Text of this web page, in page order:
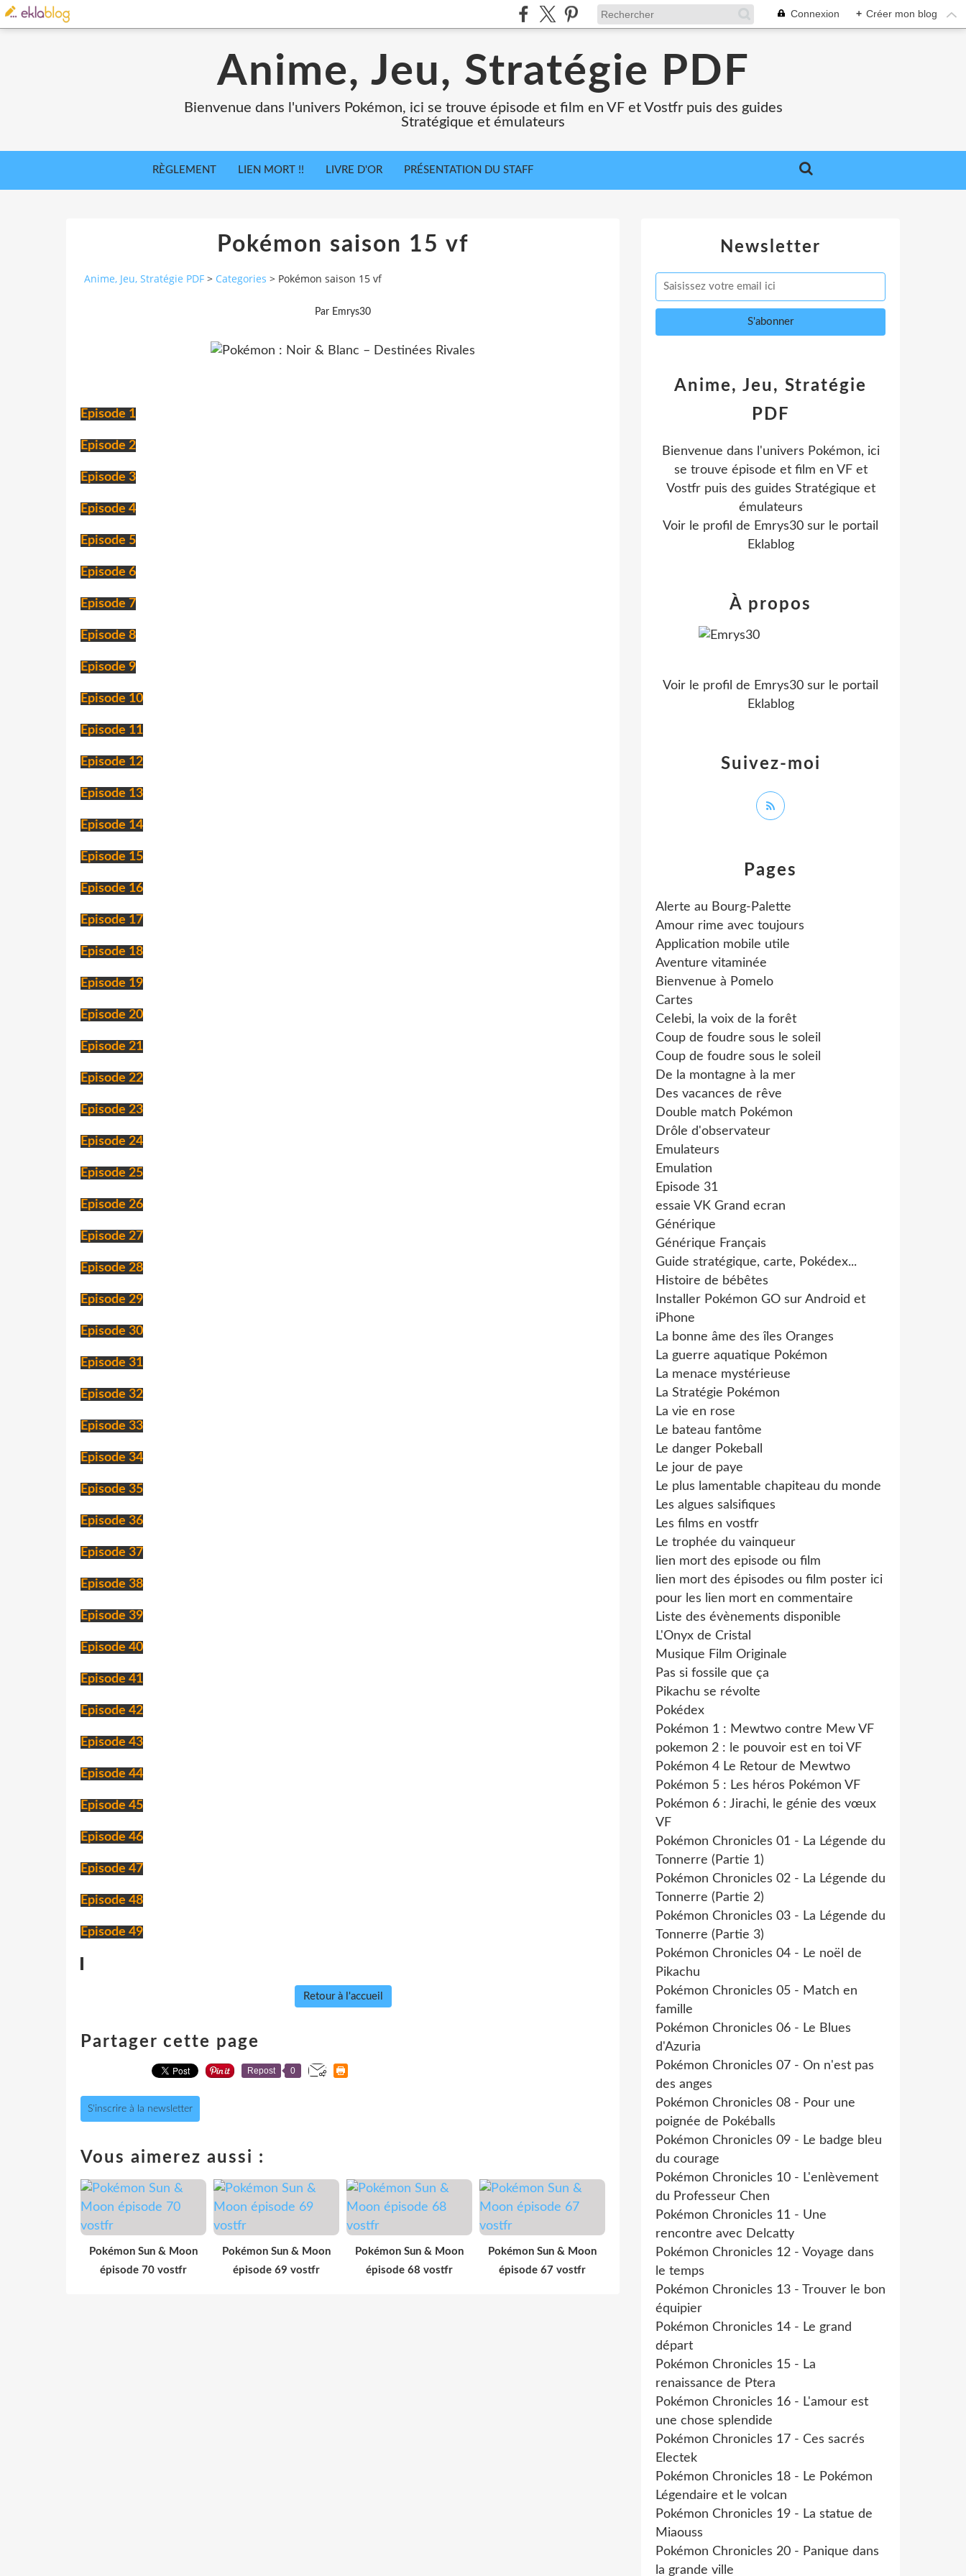
Connexion + Créer mon blog
Anime, Jeu, Stratégie PDF
Bienvenue dans l'univers Pokémon, ici se trouve épisode et film en VF et Vostfr puis des guides
Stratégique et émulateurs
RÈGLEMENT LIEN MORT !! LIVRE D'OR PRÉSENTATION DU STAFF
Pokémon saison 15 vf
Anime, Jeu, Stratégie PDF > Categories > Pokémon saison 15 vf
Par Emrys30
Episode 1
Episode 2
Episode 3
Episode 4
Episode 5
Episode 6
Episode 7
Episode 8
Episode 9
Episode 10
Episode 11
Episode 12
Episode 13
Episode 14
Episode 15
Episode 16
Episode 17
Episode 18
Episode 19
Episode 20
Episode 21
Episode 22
Episode 23
Episode 24
Episode 25
Episode 26
Episode 27
Episode 28
Episode 29
Episode 30
Episode 31
Episode 32
Episode 33
Episode 34
Episode 35
Episode 36
Episode 37
Episode 38
Episode 39
Episode 40
Episode 41
Episode 42
Episode 43
Episode 44
Episode 45
Episode 46
Episode 47
Episode 48
Episode 49
Retour à l'accueil
Partager cette page
Repost 0
S'inscrire à la newsletter
Vous aimerez aussi :
Pokémon Sun & Moon
épisode 70 vostfr
Pokémon Sun & Moon
épisode 69 vostfr
Pokémon Sun & Moon
épisode 68 vostfr
Pokémon Sun & Moon
épisode 67 vostfr
Newsletter
Pages
Alerte au Bourg-Palette
Amour rime avec toujours
Application mobile utile
Aventure vitaminée
Bienvenue à Pomelo
Cartes
Celebi, la voix de la forêt
Coup de foudre sous le soleil
Coup de foudre sous le soleil
De la montagne à la mer
Des vacances de rêve
Double match Pokémon
Drôle d'observateur
Emulateurs
Emulation
Episode 31
essaie VK Grand ecran
Générique
Générique Français
Guide stratégique, carte, Pokédex...
Histoire de bébêtes
Installer Pokémon GO sur Android et
iPhone
La bonne âme des îles Oranges
La guerre aquatique Pokémon
La menace mystérieuse
La Stratégie Pokémon
La vie en rose
Le bateau fantôme
Le danger Pokeball
Le jour de paye
Le plus lamentable chapiteau du monde
Les algues salsifiques
Les films en vostfr
Le trophée du vainqueur
lien mort des episode ou film
lien mort des épisodes ou film poster ici
pour les lien mort en commentaire
Liste des évènements disponible
L'Onyx de Cristal
Musique Film Originale
Pas si fossile que ça
Pikachu se révolte
Pokédex
Pokémon 1 : Mewtwo contre Mew VF
pokemon 2 : le pouvoir est en toi VF
Pokémon 4 Le Retour de Mewtwo
Pokémon 5 : Les héros Pokémon VF
Pokémon 6 : Jirachi, le génie des vœux
VF
Pokémon Chronicles 01 - La Légende du
Tonnerre (Partie 1)
Pokémon Chronicles 02 - La Légende du
Tonnerre (Partie 2)
Pokémon Chronicles 03 - La Légende du
Tonnerre (Partie 3)
Pokémon Chronicles 04 - Le noël de
Pikachu
Pokémon Chronicles 05 - Match en
famille
Pokémon Chronicles 06 - Le Blues
d'Azuria
Pokémon Chronicles 07 - On n'est pas
des anges
Pokémon Chronicles 08 - Pour une
poignée de Pokéballs
Pokémon Chronicles 09 - Le badge bleu
du courage
Pokémon Chronicles 10 - L'enlèvement
du Professeur Chen
Pokémon Chronicles 11 - Une
rencontre avec Delcatty
Pokémon Chronicles 12 - Voyage dans
le temps
Pokémon Chronicles 13 - Trouver le bon
équipier
Pokémon Chronicles 14 - Le grand
départ
Pokémon Chronicles 15 - La
renaissance de Ptera
Pokémon Chronicles 16 - L'amour est
une chose splendide
Pokémon Chronicles 17 - Ces sacrés
Electek
Pokémon Chronicles 18 - Le Pokémon
Légendaire et le volcan
Pokémon Chronicles 19 - La statue de
Miaouss
Pokémon Chronicles 20 - Panique dans
la grande ville
Anime, Jeu, Stratégie
PDF
Bienvenue dans l'univers Pokémon, ici
se trouve épisode et film en VF et
Vostfr puis des guides Stratégique et
émulateurs
Voir le profil de Emrys30 sur le portail
Eklablog
Suivez-moi
À propos
Voir le profil de Emrys30 sur le portail
Eklablog